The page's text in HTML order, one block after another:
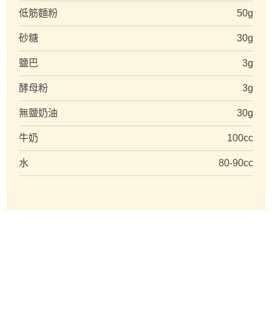
低筋麵粉 50g
砂糖 30g
鹽巴 3g
酵母粉 3g
無鹽奶油 30g
牛奶 100cc
水 80-90cc